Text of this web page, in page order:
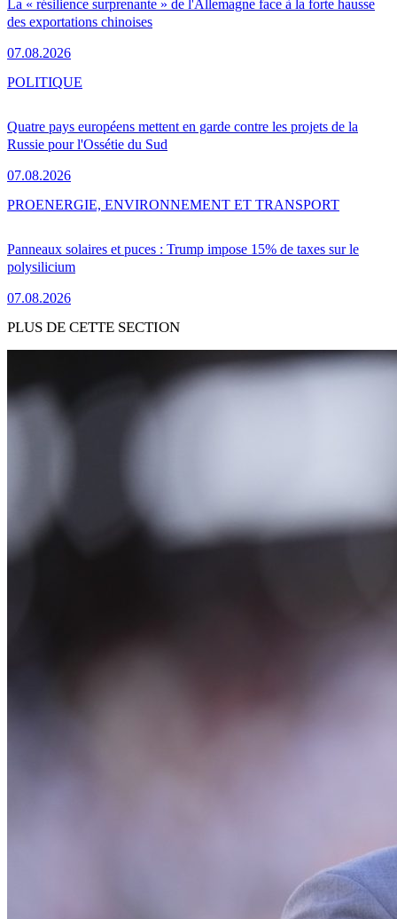
La « résilience surprenante » de l'Allemagne face à la forte hausse
des exportations chinoises
07.08.2026
Quatre pays européens mettent en garde contre les projets de la
Russie pour l'Ossétie du Sud
07.08.2026
POLITIQUE
Panneaux solaires et puces : Trump impose 15% de taxes sur le
polysilicium
07.08.2026
PROENERGIE, ENVIRONNEMENT ET TRANSPORT
PLUS DE CETTE SECTION